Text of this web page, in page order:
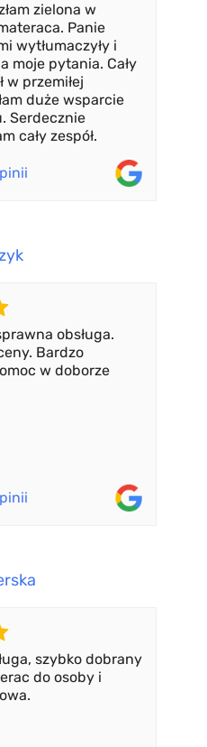
zielona w
Panie
wytłumaczyły i
moje pytania. Cały
w przemiłej
duże wsparcie
Serdecznie
cały zespół.
obsługa.
Bardzo
w doborze
szybko dobrany
do osoby i